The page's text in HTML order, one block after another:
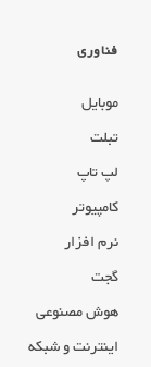
فناوری
موبایل
تبلت
لپ تاپ
کامپیوتر
نرم افزار
گجت
هوش مصنوعی
اینترنت و شبکه